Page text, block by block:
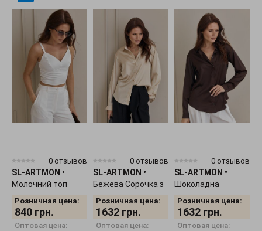
0 отзывов
SL-ARTMON •
Молочний топ
572.2
Розничная цена:
840 грн.
Оптовая цена:
0 отзывов
SL-ARTMON •
Бежева Сорочка з
шовку 590.3
Розничная цена:
1632 грн.
Оптовая цена:
0 отзывов
SL-ARTMON •
Шоколадна
сорочка з шовку
590.2
Розничная цена:
1632 грн.
Оптовая цена: